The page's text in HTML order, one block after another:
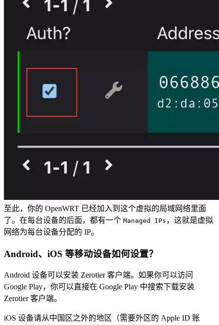
至此，你的 OpenWRT 已经加入到这个虚拟的局域网络里面
了。在每台设备的后面，都有一个 Managed IPs ，这就是虚拟
网络为每台设备分配的 IP。
Android、iOS 等移动设备如何设置？
Android 设备可以安装 Zerotier 客户端。如果你可以访问
Google Play，你可以直接在 Google Play 中搜索下载安装
Zerotier 客户端。
iOS 设备请从中国区之外的地区（需要外区的 Apple ID 账